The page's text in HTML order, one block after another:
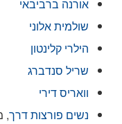
אורנה ברביבאי
שולמית אלוני
הילרי קלינטון
שריל סנדברג
וואריס דירי
נשים פורצות דרך,